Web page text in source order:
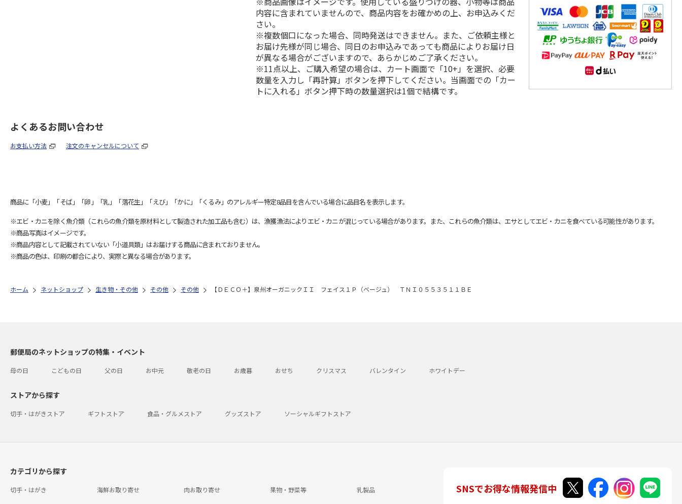
内容に含まれていませんので、商品内容をお確かめの上、お申込みくだ
さい。
※複数個口になった場合、同時発送はできません。また、ご依頼主様と
お届け先様が同じ場合、同日のお申込みであっても商品によりお届け日
が異なる場合がございますので、あらかじめご了承ください。
※11点以上、ご購入希望の場合は、カート画面で「10+」を選択、必要
数量を入力し「再計算」ボタンを押下してください。当画面での「カー
トに入れる」ボタン押下時の数量選択は1個で結構です。
よくあるお問い合わせ
お支払い方法 注文のキャンセルについて
商品に「小麦」「そば」「卵」「乳」「落花生」「えび」「かに」「くるみ」のアレルギー特定8品目を含んでいる場合に品目名を表示します。
※エビ・カニを除く魚介類（これらの魚介類を原材料として製造された加工品も含む）は、漁獲漁法によりエビ・カニが混じっている場合があります。また、これらの魚介類は、エサとしてエビ・カニを食べている可能性があります。
※商品写真はイメージです。
※商品内容として記載されていない「小道具類」はお届けする商品に含まれておりません。
※商品の色は、印刷の都合により、実際と異なる場合があります。
ホーム ネットショップ 生き物・その他 その他 その他 【ＤＥＣＯ＋】泉州オーガニックＩＩ フェイス１Ｐ（ベージュ） ＴＮＩ０５５３５１１ＢＥ
郵便局のネットショップの特集・イベント
母の日 こどもの日 父の日 お中元 敬老の日 お歳暮 おせち クリスマス バレンタイン ホワイトデー
ストアから探す
切手・はがきストア ギフトストア 食品・グルメストア グッズストア ソーシャルギフトストア
カテゴリから探す
切手・はがき 海鮮お取り寄せ 肉お取り寄せ 果物・野菜等 乳製品 SNSでお得な情報発信中